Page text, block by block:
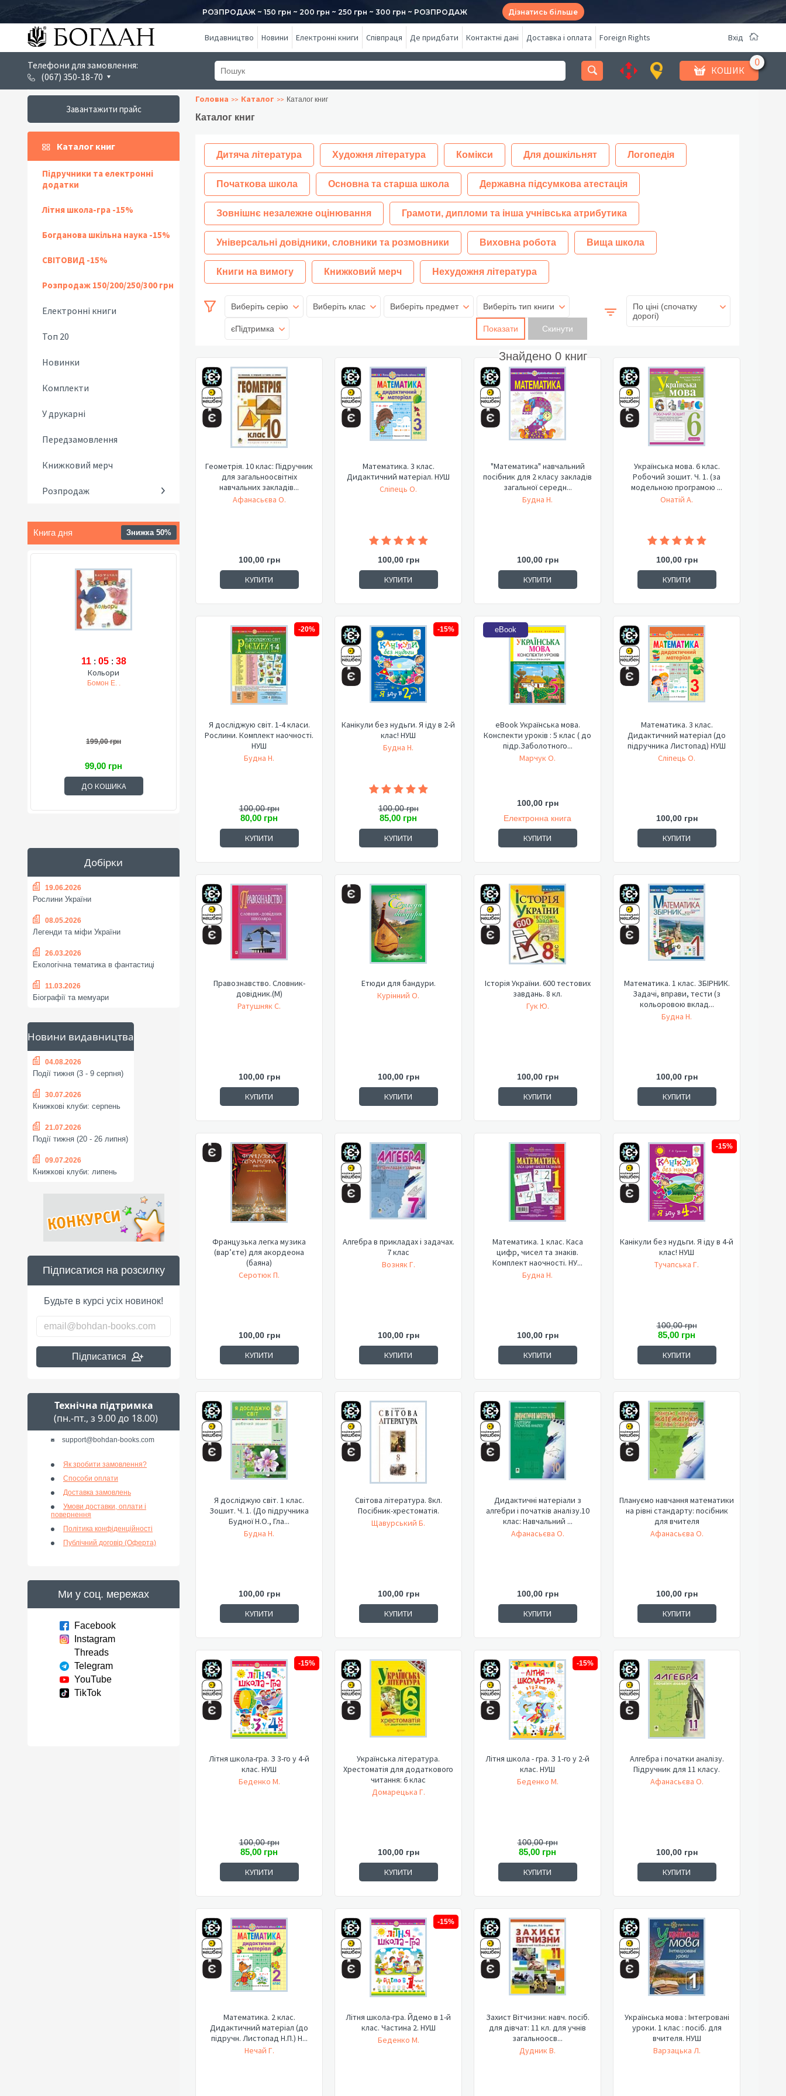
РОЗПРОДАЖ ~ 150 грн ~ 200 грн ~ 250 грн ~ 300 грн ~ РОЗПРОДАЖ Дізнатись більше
Видавництво Новини Електронні книги Співпраця Де придбати Контактні дані Доставка і оплата Foreign Rights Вхід
Телефони для замовлення:
(067) 350-18-70
КОШИК
Завантажити прайс
Каталог книг
Підручники та електронні
додатки
Літня школа-гра -15%
Богданова шкільна наука -15%
СВІТОВИД -15%
Розпродаж 150/200/250/300 грн
Електронні книги
Топ 20
Новинки
Комплекти
У друкарні
Передзамовлення
Книжковий мерч
Розпродаж
Книга дня Знижка 50%
11 : 05 : 37
Кольори
Бомон Е. .
199,00 грн
99,00 грн
ДО КОШИКА
Добірки
19.06.2026
Рослини України
08.05.2026
Легенди та міфи України
26.03.2026
Екологічна тематика в фантастиці
11.03.2026
Біографії та мемуари
Новини видавництва
04.08.2026
Події тижня (3 - 9 серпня)
30.07.2026
Книжкові клуби: серпень
21.07.2026
Події тижня (20 - 26 липня)
09.07.2026
Книжкові клуби: липень
Підписатися на розсилку
Будьте в курсі усіх новинок!
Підписатися
Технічна підтримка
(пн.-пт., з 9.00 до 18.00)
support@bohdan-books.com
Як зробити замовлення?
Способи оплати
Доставка замовлень
Умови доставки, оплати і
повернення
Політика конфіденційності
Публічний договір (Оферта)
Ми у соц. мережах
Facebook
Instagram
Threads
Telegram
YouTube
TikTok
Головна Каталог Каталог книг
Каталог книг
Дитяча література Художня література Комікси Для дошкільнят Логопедія
Початкова школа Основна та старша школа Державна підсумкова атестація
Зовнішнє незалежне оцінювання Грамоти, дипломи та інша учнівська атрибутика
Універсальні довідники, словники та розмовники Виховна робота Вища школа
Книги на вимогу Книжковий мерч Нехудожня література
Виберіть серію Виберіть клас Виберіть предмет Виберіть тип книги
єПідтримка Показати
Знайдено 0 книг
По ціні (спочатку
дорогі)
Геометрія. 10 клас: Підручник
для загальноосвітніх
навчальних закладів...
Афанасьєва О.
100,00 грн
КУПИТИ
Математика. 3 клас.
Дидактичний матеріал. НУШ
Сліпець О.
100,00 грн
КУПИТИ
"Математика" навчальний
посібник для 2 класу закладів
загальної середн...
Будна Н.
100,00 грн
КУПИТИ
Українська мова. 6 клас.
Робочий зошит. Ч. 1. (за
модельною програмою ...
Онатій А.
100,00 грн
КУПИТИ
-20%
Я досліджую світ. 1-4 класи.
Рослини. Комплект наочності.
НУШ
Будна Н.
100,00 грн
80,00 грн
КУПИТИ
-15%
Канікули без нудьги. Я іду в 2-й
клас! НУШ
Будна Н.
100,00 грн
85,00 грн
КУПИТИ
eBook
eBook Українська мова.
Конспекти уроків : 5 клас ( до
підр.Заболотного...
Марчук О.
100,00 грн
Електронна книга
КУПИТИ
Математика. 3 клас.
Дидактичний матеріал (до
підручника Листопад) НУШ
Сліпець О.
100,00 грн
КУПИТИ
Правознавство. Словник-
довідник.(М)
Ратушняк С.
100,00 грн
КУПИТИ
Етюди для бандури.
Курінний О.
100,00 грн
КУПИТИ
Історія України. 600 тестових
завдань. 8 кл.
Гук Ю.
100,00 грн
КУПИТИ
Математика. 1 клас. ЗБІРНИК.
Задачі, вправи, тести (з
кольоровою вклад...
Будна Н.
100,00 грн
КУПИТИ
Французька легка музика
(вар’єте) для акордеона
(баяна)
Серотюк П.
100,00 грн
КУПИТИ
Алгебра в прикладах і задачах.
7 клас
Возняк Г.
100,00 грн
КУПИТИ
Математика. 1 клас. Каса
цифр, чисел та знаків.
Комплект наочності. НУ...
Будна Н.
100,00 грн
КУПИТИ
-15%
Канікули без нудьги. Я іду в 4-й
клас! НУШ
Тучапська Г.
100,00 грн
85,00 грн
КУПИТИ
Я досліджую світ. 1 клас.
Зошит. Ч. 1. (До підручника
Будної Н.О., Гла...
Будна Н.
100,00 грн
КУПИТИ
Світова література. 8кл.
Посібник-хрестоматія.
Щавурський Б.
100,00 грн
КУПИТИ
Дидактичні матеріали з
алгебри і початків аналізу.10
клас: Навчальний ...
Афанасьєва О.
100,00 грн
КУПИТИ
Плануємо навчання математики
на рівні стандарту: посібник
для вчителя
Афанасьєва О.
100,00 грн
КУПИТИ
-15%
Літня школа-гра. З 3-го у 4-й
клас. НУШ
Беденко М.
100,00 грн
85,00 грн
КУПИТИ
Українська література.
Хрестоматія для додаткового
читання: 6 клас
Домарецька Г.
100,00 грн
КУПИТИ
-15%
Літня школа - гра. З 1-го у 2-й
клас. НУШ
Беденко М.
100,00 грн
85,00 грн
КУПИТИ
Алгебра і початки аналізу.
Підручник для 11 класу.
Афанасьєва О.
100,00 грн
КУПИТИ
Математика. 2 клас.
Дидактичний матеріал (до
підручн. Листопад Н.П.) Н...
Нечай Г.
-15%
Літня школа-гра. Йдемо в 1-й
клас. Частина 2. НУШ
Беденко М.
Захист Вітчизни: навч. посіб.
для дівчат: 11 кл. для учнів
загальноосв...
Дудник В.
Українська мова : Інтегровані
уроки. 1 клас : посіб. для
вчителя. НУШ
Варзацька Л.